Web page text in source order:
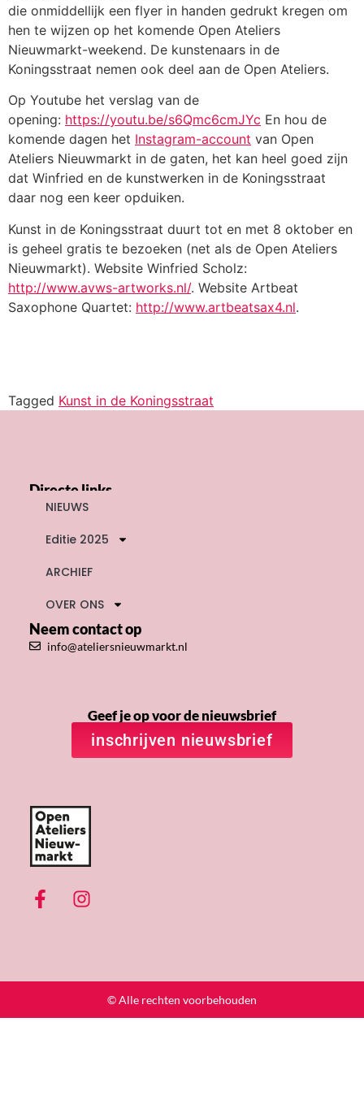
die onmiddellijk een flyer in handen gedrukt kregen om
hen te wijzen op het komende Open Ateliers
Nieuwmarkt-weekend. De kunstenaars in de
Koningsstraat nemen ook deel aan de Open Ateliers.
Op Youtube het verslag van de
opening: https://youtu.be/s6Qmc6cmJYc En hou de
komende dagen het Instagram-account van Open
Ateliers Nieuwmarkt in de gaten, het kan heel goed zijn
dat Winfried en de kunstwerken in de Koningsstraat
daar nog een keer opduiken.
Kunst in de Koningsstraat duurt tot en met 8 oktober en
is geheel gratis te bezoeken (net als de Open Ateliers
Nieuwmarkt). Website Winfried Scholz:
http://www.avws-artworks.nl/. Website Artbeat
Saxophone Quartet: http://www.artbeatsax4.nl.
Tagged Kunst in de Koningsstraat
Directe links
NIEUWS
Editie 2025
ARCHIEF
OVER ONS
Neem contact op
info@ateliersnieuwmarkt.nl
Geef je op voor de nieuwsbrief
inschrijven nieuwsbrief
© Alle rechten voorbehouden